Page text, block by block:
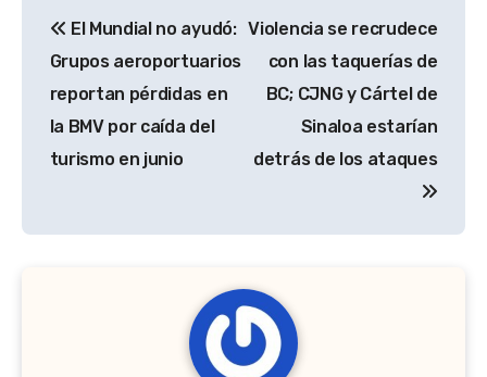
de
entradas
El Mundial no ayudó:
Grupos aeroportuarios
reportan pérdidas en
la BMV por caída del
turismo en junio
Violencia se recrudece
con las taquerías de
BC; CJNG y Cártel de
Sinaloa estarían
detrás de los ataques